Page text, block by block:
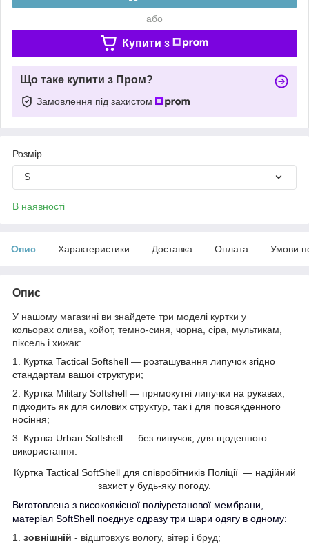
або
Купити з
Що таке купити з Пром?
Замовлення під захистом
Розмір
S
В наявності
Опис Характеристики Доставка Оплата Умови
Опис
У нашому магазині ви знайдете три моделі куртки у
кольорах олива, койот, темно-синя, чорна, сіра, мультикам,
піксель і хижак:
1. Куртка Tactical Softshell — розташування липучок згідно
стандартам вашої структури;
2. Куртка Military Softshell — прямокутні липучки на рукавах,
підходить як для силових структур, так і для повсякденного
носіння;
3. Куртка Urban Softshell — без липучок, для щоденного
використання.
Куртка Tactical SoftShell для співробітників Поліції — надійний
захист у будь-яку погоду.
Виготовлена з високоякісної поліуретанової мембрани,
матеріал SoftShell поєднує одразу три шари одягу в одному:
1. зовнішній - відштовхує вологу, вітер і бруд;